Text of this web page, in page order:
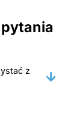
z